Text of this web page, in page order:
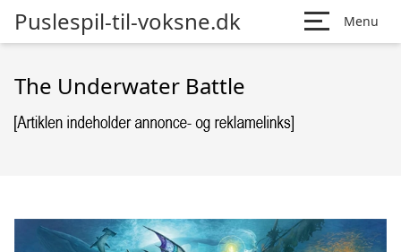
Puslespil-til-voksne.dk Menu
The Underwater Battle